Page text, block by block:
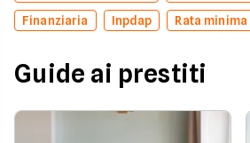
Finanziaria
Inpdap Rata minima
Guide ai prestiti